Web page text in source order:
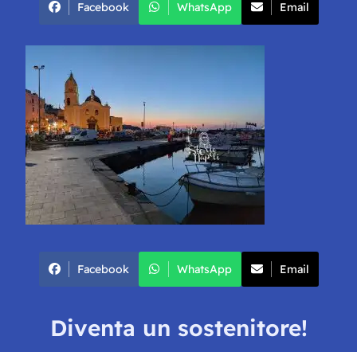
Facebook WhatsApp Email
Facebook WhatsApp Email
Diventa un sostenitore!